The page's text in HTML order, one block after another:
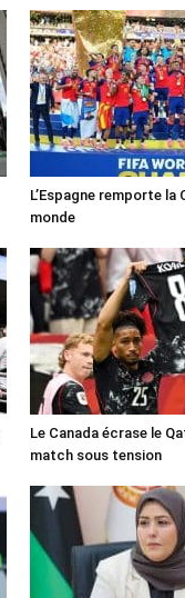
L’Espagne remporte la
monde
Le Canada écrase le
match sous tension